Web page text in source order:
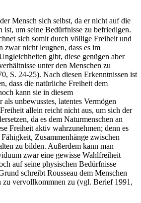
Mensch sich selbst, da er nicht auf die
ist, um seine Bedürfnisse zu befriedigen.
sich somit durch völlige Freiheit und
zwar nicht leugnen, dass es im
gibt, diese genügen aber
unter den Menschen zu
S. 24-25). Nach diesen Erkenntnissen ist
dass die natürliche Freiheit dem
kann sie in diesem
unbewusstes, latentes Vermögen
allein reicht nicht aus, um sich der
da es dem Naturmenschen an
Freiheit aktiv wahrzunehmen; denn es
Zusammenhänge zwischen
zu bilden. Außerdem kann man
zwar eine gewisse Wahlfreiheit
auf seine physischen Bedürfnisse
schreibt Rousseau dem Menschen
zu vervollkommnen zu (vgl. Berief 1991,